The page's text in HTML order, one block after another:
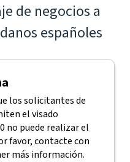
de negocios a
españoles
los solicitantes de
el visado
no puede realizar el
favor, contacte con
más información.